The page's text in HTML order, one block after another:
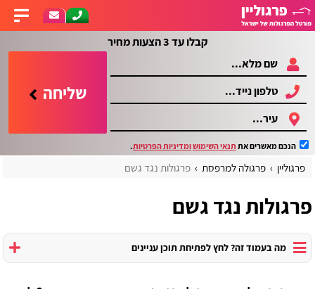
קבלו עד 3 הצעות מחיר
שליחה
הנכם מאשרים את תנאי השימושומדיניות הפרטיות.
פרגוליין פרגולה למרפסת פרגולות נגד גשם
פרגולות נגד גשם
מה בעמוד זה? לחץ לפתיחת תוכן עניינים